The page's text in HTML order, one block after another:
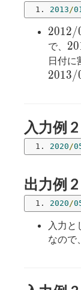
2013/
2012/
2012/
で、 20
日付に
2013/
入力例 2
2020/
出力例 2
2020/
入力と
なので、